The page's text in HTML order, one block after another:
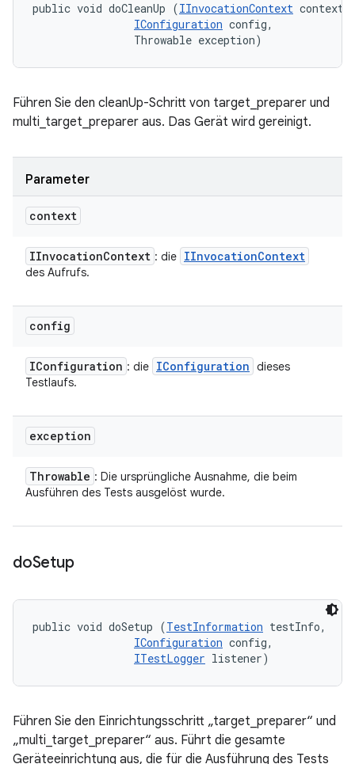
public void doCleanUp (IInvocationContext
IConfiguration config,
                Throwable exception)
Führen Sie den cleanUp-Schritt von target_preparer und
multi_target_preparer aus. Das Gerät wird gereinigt.
Parameter
context
IInvocationContext : die IInvocationContext
des Aufrufs.
config
IConfiguration : die IConfiguration dieses
Testlaufs.
exception
Throwable : Die ursprüngliche Ausnahme, die beim
Ausführen des Tests ausgelöst wurde.
doSetup
public void doSetup (TestInformation testInfo,
IConfiguration config,
ITestLogger listener)
Führen Sie den Einrichtungsschritt „target_preparer“ und
„multi_target_preparer“ aus. Führt die gesamte
Geräteeinrichtung aus, die für die Ausführung des Tests